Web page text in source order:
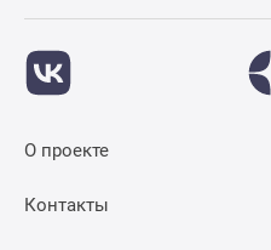
О проекте
Контакты